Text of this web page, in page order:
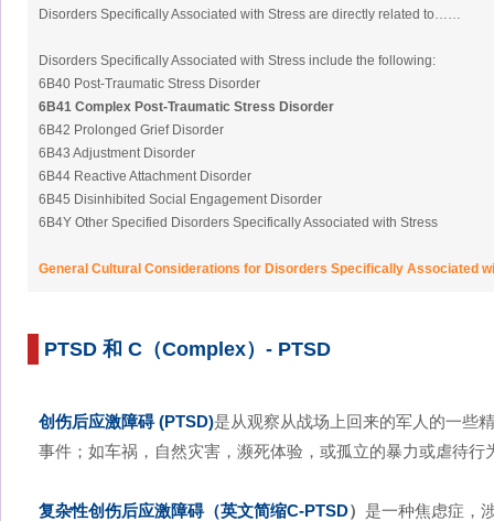
Disorders Specifically Associated with Stress are directly related to……
Disorders Specifically Associated with Stress include the following:
6B40 Post-Traumatic Stress Disorder
6B41 Complex Post-Traumatic Stress Disorder
6B42 Prolonged Grief Disorder
6B43 Adjustment Disorder
6B44 Reactive Attachment Disorder
6B45 Disinhibited Social Engagement Disorder
6B4Y Other Specified Disorders Specifically Associated with Stress
General Cultural Considerations for Disorders Specifically Associated
PTSD 和 C（Complex）- PTSD
创伤后应激障碍 (PTSD)是从观察从战场上回来的军人的一些
事件；如车祸，自然灾害，濒死体验，或孤立的暴力或虐待行
复杂性创伤后应激障碍（英文简缩C-PTSD） 是一种焦虑症，